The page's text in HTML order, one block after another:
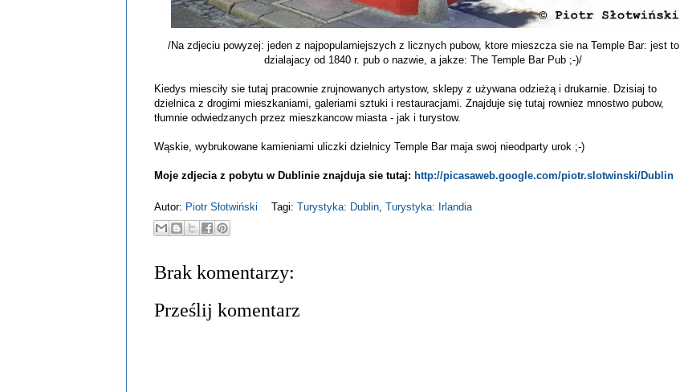
/Na zdjeciu powyzej: jeden z najpopularniejszych z licznych pubow, ktore mieszcza sie na Temple Bar: jest to
dzialajacy od 1840 r. pub o nazwie, a jakze: The Temple Bar Pub ;-)/
Kiedys miesciły sie tutaj pracownie zrujnowanych artystow, sklepy z używana odzieżą i drukarnie. Dzisiaj to
dzielnica z drogimi mieszkaniami, galeriami sztuki i restauracjami. Znajduje się tutaj rowniez mnostwo pubow,
tłumnie odwiedzanych przez mieszkancow miasta - jak i turystow.
Wąskie, wybrukowane kamieniami uliczki dzielnicy Temple Bar maja swoj nieodparty urok ;-)
Moje zdjecia z pobytu w Dublinie znajduja sie tutaj: http://picasaweb.google.com/piotr.slotwinski/Dublin
Autor: Piotr Słotwiński Tagi: Turystyka: Dublin Turystyka: Irlandia
Brak komentarzy:
Prześlij komentarz